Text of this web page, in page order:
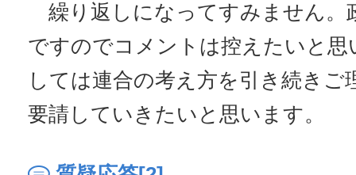
繰り返しになってすみません。
ですのでコメントは控えたいと思
しては連合の考え方を引き続きご
要請していきたいと思います。